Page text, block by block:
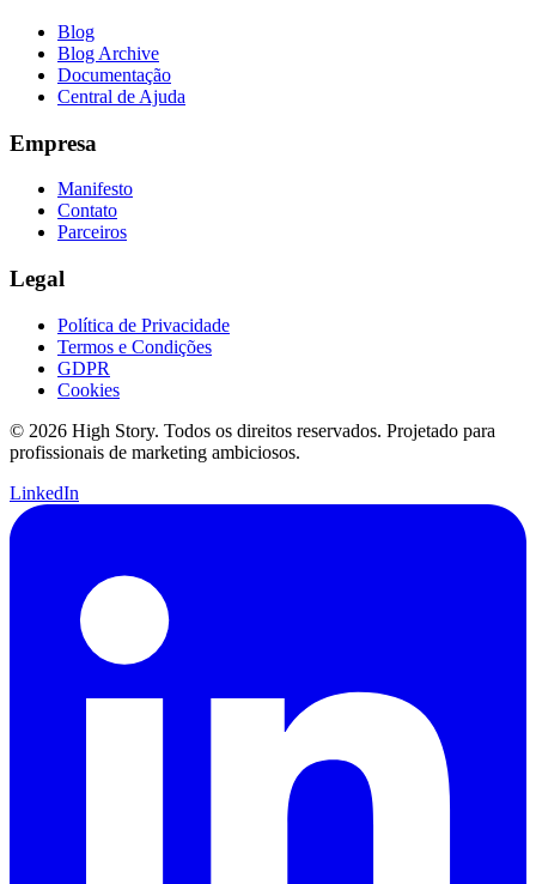
Blog
Blog Archive
Documentação
Central de Ajuda
Empresa
Manifesto
Contato
Parceiros
Legal
Política de Privacidade
Termos e Condições
GDPR
Cookies
© 2026 High Story. Todos os direitos reservados. Projetado para
profissionais de marketing ambiciosos.
LinkedIn